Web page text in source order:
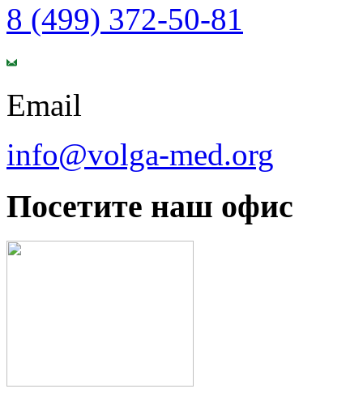
8 (499) 372-50-81
Email
info@volga-med.org
Посетите наш офис